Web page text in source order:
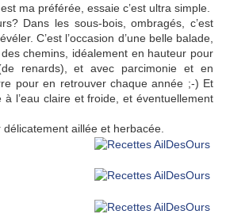
ma préférée, essaie c’est ultra simple.
Dans les sous-bois, ombragés, c’est
C’est l’occasion d’une belle balade,
chemins, idéalement en hauteur pour
renards), et avec parcimonie et en
pour en retrouver chaque année ;-) Et
l’eau claire et froide, et éventuellement
aillée et herbacée.